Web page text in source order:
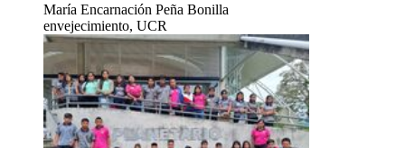
María Encarnación Peña Bonilla
envejecimiento, UCR